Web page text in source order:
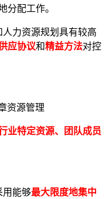
分配工作。
力资源规划具有较高
应协议和精益方法对控
业特定资源、团队成员
用能够最大限度地集中